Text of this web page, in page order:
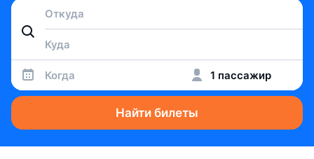
Когда 1 пассажир
Найти билеты